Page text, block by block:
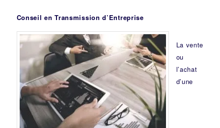
Conseil en Transmission d’Entreprise
La vente
ou
l’achat
d’une